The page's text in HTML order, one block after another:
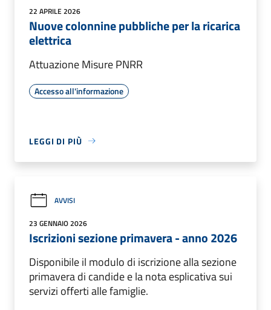
22 APRILE 2026
Nuove colonnine pubbliche per la ricarica
elettrica
Attuazione Misure PNRR
Accesso all'informazione
LEGGI DI PIÙ
AVVISI
23 GENNAIO 2026
Iscrizioni sezione primavera - anno 2026
Disponibile il modulo di iscrizione alla sezione
primavera di candide e la nota esplicativa sui
servizi offerti alle famiglie.